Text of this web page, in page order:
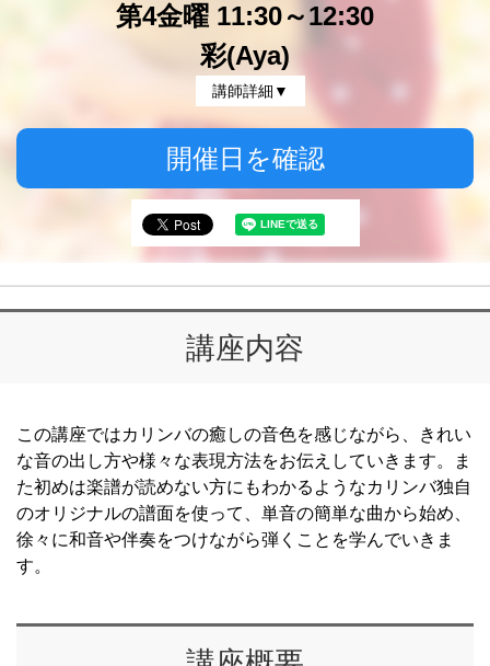
第4金曜 11:30～12:30
彩(Aya)
講師詳細▼
開催日を確認
講座内容
この講座ではカリンバの癒しの音色を感じながら、きれい
な音の出し方や様々な表現方法をお伝えしていきます。ま
た初めは楽譜が読めない方にもわかるようなカリンバ独自
のオリジナルの譜面を使って、単音の簡単な曲から始め、
徐々に和音や伴奏をつけながら弾くことを学んでいきま
す。